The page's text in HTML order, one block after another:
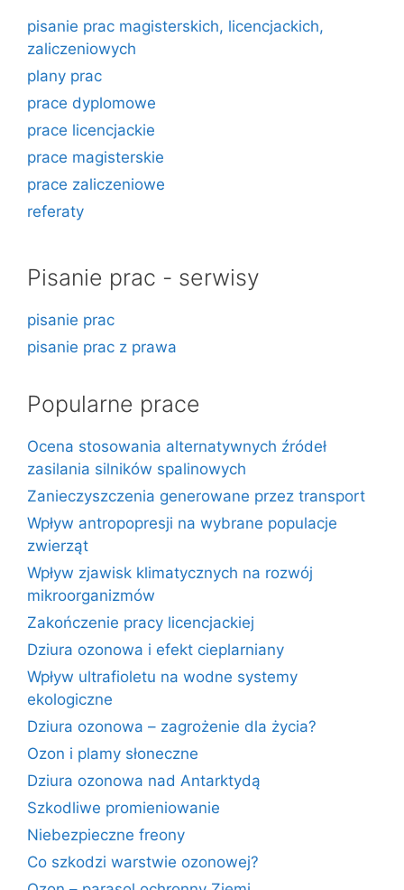
pisanie prac magisterskich, licencjackich,
zaliczeniowych
plany prac
prace dyplomowe
prace licencjackie
prace magisterskie
prace zaliczeniowe
referaty
Pisanie prac - serwisy
pisanie prac
pisanie prac z prawa
Popularne prace
Ocena stosowania alternatywnych źródeł
zasilania silników spalinowych
Zanieczyszczenia generowane przez transport
Wpływ antropopresji na wybrane populacje
zwierząt
Wpływ zjawisk klimatycznych na rozwój
mikroorganizmów
Zakończenie pracy licencjackiej
Dziura ozonowa i efekt cieplarniany
Wpływ ultrafioletu na wodne systemy
ekologiczne
Dziura ozonowa – zagrożenie dla życia?
Ozon i plamy słoneczne
Dziura ozonowa nad Antarktydą
Szkodliwe promieniowanie
Niebezpieczne freony
Co szkodzi warstwie ozonowej?